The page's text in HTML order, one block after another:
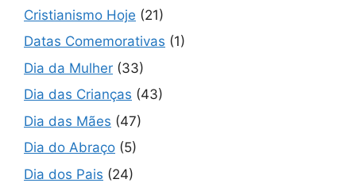
Cristianismo Hoje (21)
Datas Comemorativas (1)
Dia da Mulher (33)
Dia das Crianças (43)
Dia das Mães (47)
Dia do Abraço (5)
Dia dos Pais (24)